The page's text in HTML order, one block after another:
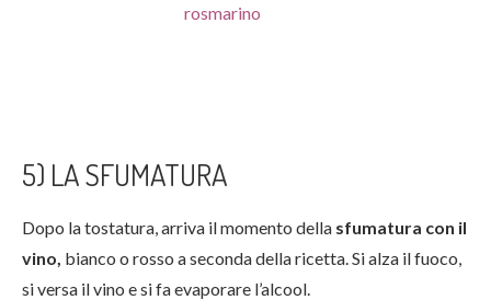
rosmarino
5) LA SFUMATURA
Dopo la tostatura, arriva il momento della sfumatura con il
vino, bianco o rosso a seconda della ricetta. Si alza il fuoco,
si versa il vino e si fa evaporare l’alcool.